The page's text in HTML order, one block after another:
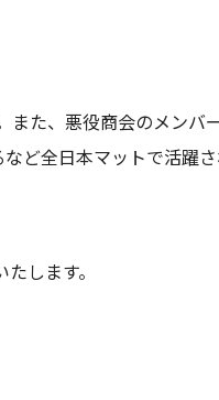
また、悪役商会のメンバ
ど全日本マットで活躍
します。